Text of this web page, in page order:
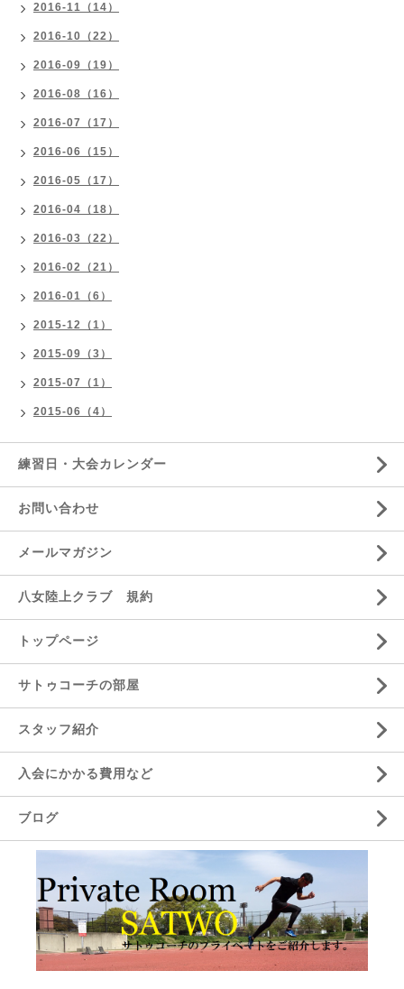
2016-11（14）
2016-10（22）
2016-09（19）
2016-08（16）
2016-07（17）
2016-06（15）
2016-05（17）
2016-04（18）
2016-03（22）
2016-02（21）
2016-01（6）
2015-12（1）
2015-09（3）
2015-07（1）
2015-06（4）
練習日・大会カレンダー
お問い合わせ
メールマガジン
八女陸上クラブ 規約
トップページ
サトゥコーチの部屋
スタッフ紹介
入会にかかる費用など
ブログ